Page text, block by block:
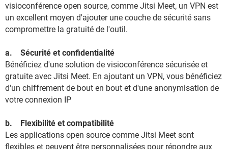
visioconférence open source, comme Jitsi Meet, un VPN est
un excellent moyen d'ajouter une couche de sécurité sans
compromettre la gratuité de l'outil.
a. Sécurité et confidentialité
Bénéficiez d'une solution de visioconférence sécurisée et
gratuite avec Jitsi Meet. En ajoutant un VPN, vous bénéficiez
d'un chiffrement de bout en bout et d'une anonymisation de
votre connexion IP
b. Flexibilité et compatibilité
Les applications open source comme Jitsi Meet sont
flexibles et peuvent être personnalisées pour répondre aux